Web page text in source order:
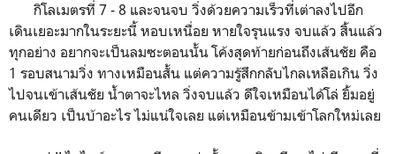
กิโลเมตรที่ 7 - 8 และจนจบ วิ่งด้วยความเร็วที่เต่าลงไปอีก
เดินเยอะมากในระยะนี้ หอบเหนื่อย หายใจรุนแรง จบแล้ว สิ้นแล้ว
ทุกอย่าง อยากจะเป็นลมซะตอนนั้น โค้งสุดท้ายก่อนถึงเส้นชัย คือ
1 รอบสนามวิ่ง ทางเหมือนสั้น แต่ความรู้สึกกลับไกลเหลือเกิน วิ่ง
ไปจนเข้าเส้นชัย น้ำตาจะไหล วิ่งจบแล้ว ดีใจเหมือนได้โล่ ยิ้มอยู่
คนเดียว เป็นบ้าอะไร ไม่แน่ใจเลย แต่เหมือนข้ามเข้าโลกใหม่เลย